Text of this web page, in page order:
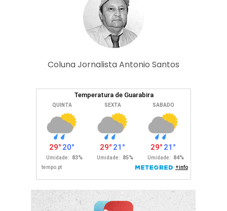
Coluna Jornalista Antonio Santos